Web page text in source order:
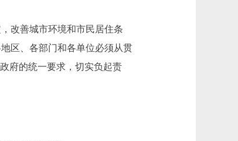
改善城市环境和市民居住条
区、各部门和各单位必须从贯
府的统一要求，切实负起责